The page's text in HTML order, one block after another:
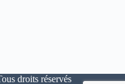
droits réservés